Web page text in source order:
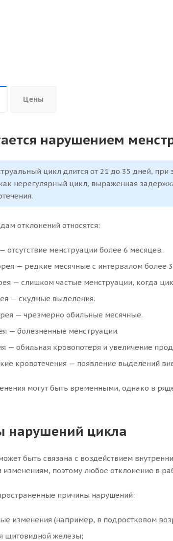
Цены
нарушением
цикл длится от 21 до 35 дней,
нерегулярный цикл, выраженная
отклонений относятся:
отсутствие менструации более 6 месяцев.
— редкие месячные с интервалом более
— слишком частые менструации, когда
— скудные выделения.
— чрезмерно обильные месячные.
— болезненные менструации.
— обильная кровопотеря и увеличение
кровотечения — появление выделений
могут быть временными, однако в
нарушений цикла
быть связана с воздействием
поэтому любое отклонение в
причины нарушений:
изменения (например, в подростковом
щитовидной железы;